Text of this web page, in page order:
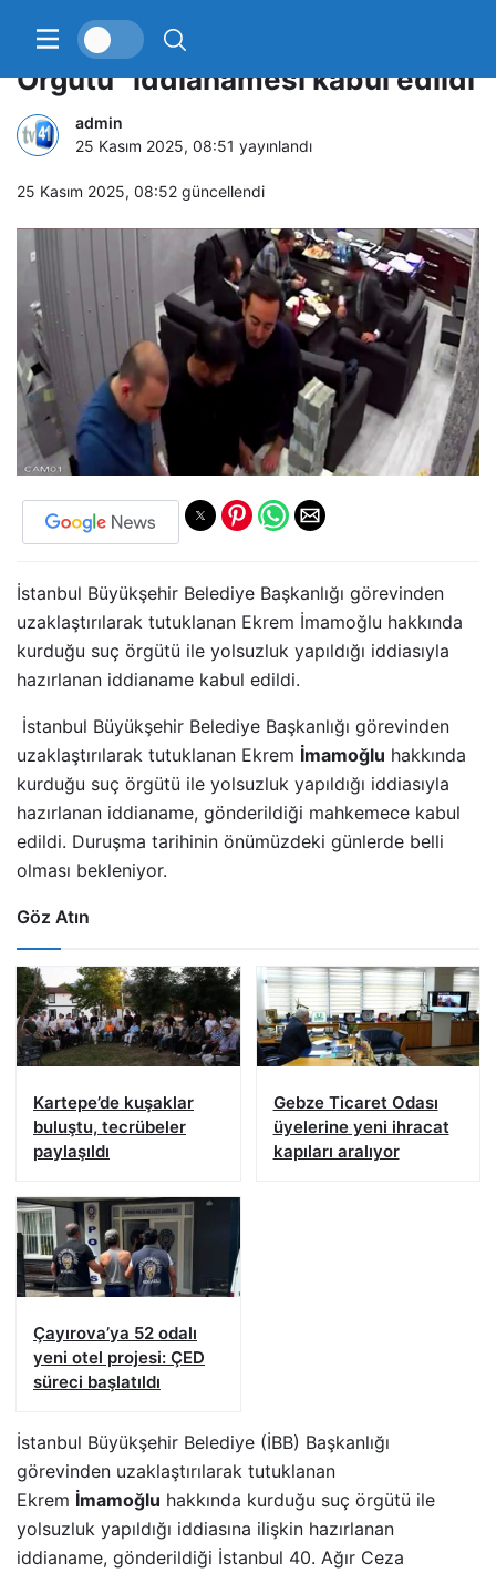
“İmamoğlu Çıkar Amaçlı Suç
Örgütü” iddianamesi kabul edildi
admin
25 Kasım 2025, 08:51 yayınlandı
25 Kasım 2025, 08:52 güncellendi
İstanbul Büyükşehir Belediye Başkanlığı görevinden
uzaklaştırılarak tutuklanan Ekrem İmamoğlu hakkında
kurduğu suç örgütü ile yolsuzluk yapıldığı iddiasıyla
hazırlanan iddianame kabul edildi.
İstanbul Büyükşehir Belediye Başkanlığı görevinden
uzaklaştırılarak tutuklanan Ekrem İmamoğlu hakkında
kurduğu suç örgütü ile yolsuzluk yapıldığı iddiasıyla
hazırlanan iddianame, gönderildiği mahkemece kabul
edildi. Duruşma tarihinin önümüzdeki günlerde belli
olması bekleniyor.
Göz Atın
Kartepe’de kuşaklar
buluştu, tecrübeler
paylaşıldı
Gebze Ticaret Odası
üyelerine yeni ihracat
kapıları aralıyor
Çayırova’ya 52 odalı
yeni otel projesi: ÇED
süreci başlatıldı
İstanbul Büyükşehir Belediye (İBB) Başkanlığı
görevinden uzaklaştırılarak tutuklanan
Ekrem İmamoğlu hakkında kurduğu suç örgütü ile
yolsuzluk yapıldığı iddiasına ilişkin hazırlanan
iddianame, gönderildiği İstanbul 40. Ağır Ceza